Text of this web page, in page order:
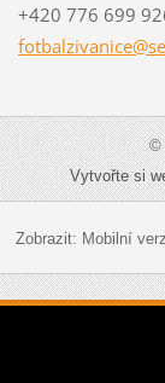
+420 776 699
fotbalzivanice@s
©
Vytvořte si
Zobrazit: Mobilní